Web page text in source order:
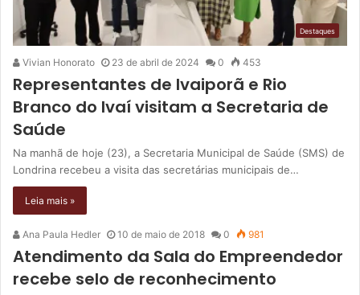
Destaques
Vivian Honorato 23 de abril de 2024 0 453
Representantes de Ivaiporã e Rio
Branco do Ivaí visitam a Secretaria de
Saúde
Na manhã de hoje (23), a Secretaria Municipal de Saúde (SMS) de
Londrina recebeu a visita das secretárias municipais de…
Leia mais »
Ana Paula Hedler 10 de maio de 2018 0 981
Atendimento da Sala do Empreendedor
recebe selo de reconhecimento